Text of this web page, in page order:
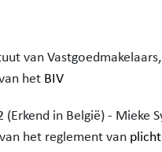
van Vastgoedmakelaars,
het BIV
in België) - Mieke
het reglement van